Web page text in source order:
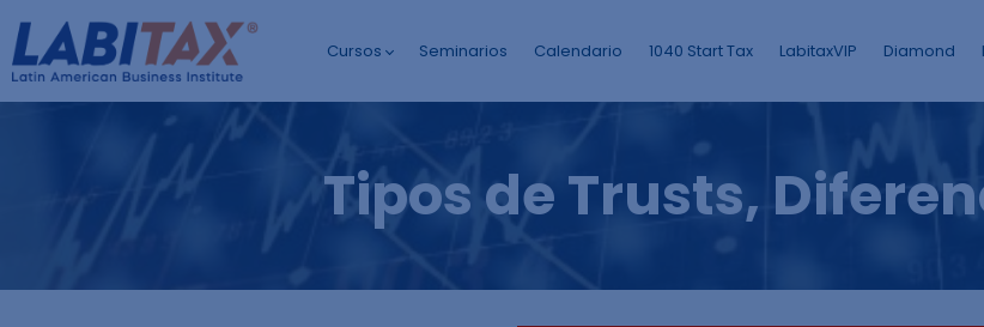
Cursos Seminarios Calendario 1040 Start Tax LabitaxVIP Diamond
Tipos de Trusts,